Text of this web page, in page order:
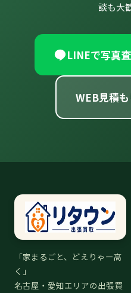
談も大
LINEで写真
WEB見積
「家まるごと、どえりゃー高
く」
名古屋・愛知エリアの出張買